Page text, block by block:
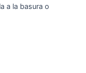
a la basura o